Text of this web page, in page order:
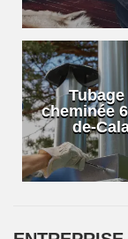
Tubage
cheminée
de-